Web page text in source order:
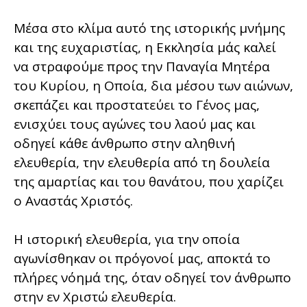
Μέσα στο κλίμα αυτό της ιστορικής μνήμης
και της ευχαριστίας, η Εκκλησία μάς καλεί
να στραφούμε προς την Παναγία Μητέρα
του Κυρίου, η Οποία, δια μέσου των αιώνων,
σκεπάζει και προστατεύει το Γένος μας,
ενισχύει τους αγώνες του λαού μας και
οδηγεί κάθε άνθρωπο στην αληθινή
ελευθερία, την ελευθερία από τη δουλεία
της αμαρτίας και του θανάτου, που χαρίζει
ο Αναστάς Χριστός.
Η ιστορική ελευθερία, για την οποία
αγωνίσθηκαν οι πρόγονοί μας, αποκτά το
πλήρες νόημά της, όταν οδηγεί τον άνθρωπο
στην εν Χριστώ ελευθερία.